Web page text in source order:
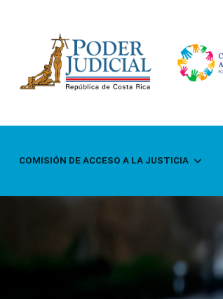
COMISIÓN DE ACCESO A LA JUSTICIA